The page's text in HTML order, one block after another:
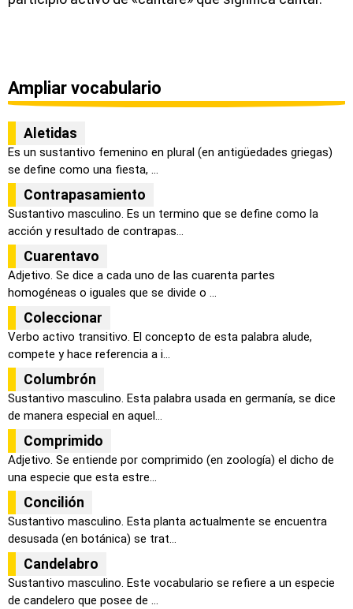
Ampliar vocabulario
Aletidas
Es un sustantivo femenino en plural (en antigüedades griegas)
se define como una fiesta, ...
Contrapasamiento
Sustantivo masculino. Es un termino que se define como la
acción y resultado de contrapas...
Cuarentavo
Adjetivo. Se dice a cada uno de las cuarenta partes
homogéneas o iguales que se divide o ...
Coleccionar
Verbo activo transitivo. El concepto de esta palabra alude,
compete y hace referencia a i...
Columbrón
Sustantivo masculino. Esta palabra usada en germanía, se dice
de manera especial en aquel...
Comprimido
Adjetivo. Se entiende por comprimido (en zoología) el dicho de
una especie que esta estre...
Concilión
Sustantivo masculino. Esta planta actualmente se encuentra
desusada (en botánica) se trat...
Candelabro
Sustantivo masculino. Este vocabulario se refiere a un especie
de candelero que posee de ...